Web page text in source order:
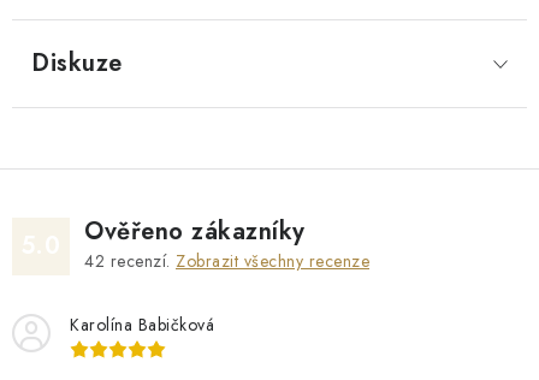
Diskuze
Ověřeno zákazníky
42 recenzí. Zobrazit všechny recenze
Karolína Babičková